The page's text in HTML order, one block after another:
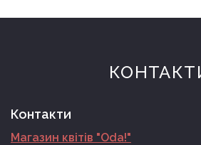
Контакти
Магазин квітів "Oda!"